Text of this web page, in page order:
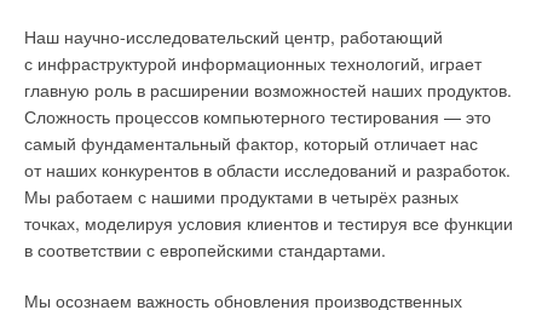
Наш научно-исследовательский центр, работающий
с инфраструктурой информационных технологий, играет
главную роль в расширении возможностей наших продуктов.
Сложность процессов компьютерного тестирования — это
самый фундаментальный фактор, который отличает нас
от наших конкурентов в области исследований и разработок.
Мы работаем с нашими продуктами в четырёх разных
точках, моделируя условия клиентов и тестируя все функции
в соответствии с европейскими стандартами.
Мы осознаем важность обновления производственных
«европейский вектор» развития теплоснабжения украинских
городов громко, вслух, и при этом десятилетиями идти
в прямо противоположном направлении. Такова особенность
украинской политики, которая наблюдается в стране
последние 20 лет. Причины и глубина деградации
централизованного теплоснабжения Украины подробно
описаны в двух статьях автора «Централизованное
теплоснабжение в городах Украины» [1, 2].
для муниципалитетов, для предприятий тепловых сетей, для
вопросов, среди которых был самый главный: «Как
обеспечить точность поддержания температуры
и влажности в помещении?». На протяжении шести
месяцев изо дня в день оборудование испытывалось
в различных условиях. Как результат — создана линейка
высокоэффективных прецизионных кондиционеров АКП
с программным обеспечением собственного производства,
точностью поддержания температуры ±1°C и относительной
влажности ±5%.